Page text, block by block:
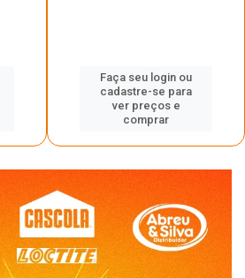
Faça seu login ou
cadastre-se para
ver preços e
comprar